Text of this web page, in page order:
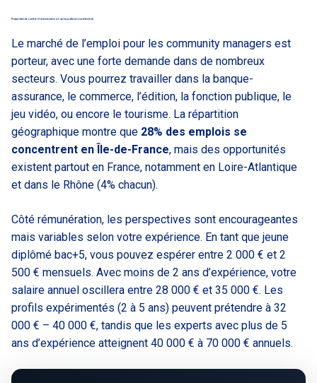
Perspectives de carrière et rémunération (ce qui vous attend concrètement)
Le marché de l’emploi pour les community managers est
porteur, avec une forte demande dans de nombreux
secteurs. Vous pourrez travailler dans la banque-
assurance, le commerce, l’édition, la fonction publique, le
jeu vidéo, ou encore le tourisme. La répartition
géographique montre que 28% des emplois se
concentrent en Île-de-France, mais des opportunités
existent partout en France, notamment en Loire-Atlantique
et dans le Rhône (4% chacun).
Côté rémunération, les perspectives sont encourageantes
mais variables selon votre expérience. En tant que jeune
diplômé bac+5, vous pouvez espérer entre 2 000 € et 2
500 € mensuels. Avec moins de 2 ans d’expérience, votre
salaire annuel oscillera entre 28 000 € et 35 000 €. Les
profils expérimentés (2 à 5 ans) peuvent prétendre à 32
000 € – 40 000 €, tandis que les experts avec plus de 5
ans d’expérience atteignent 40 000 € à 70 000 € annuels.